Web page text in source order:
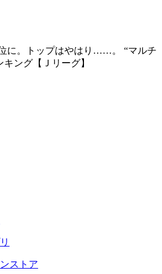
に。トップはやはり……。 “マルチ
ング【Ｊリーグ】
ストア